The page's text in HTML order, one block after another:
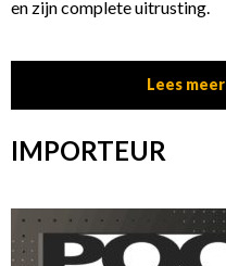
en zijn complete uitrusting.
Lees meer
IMPORTEUR